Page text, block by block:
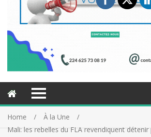
Home
À la Une
Mali: les rebelles du FLA revendiquent détenir